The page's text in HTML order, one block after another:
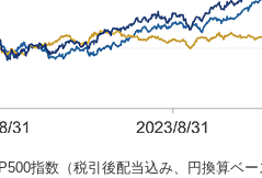
指数（税引後配当込み、円換算ベ